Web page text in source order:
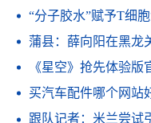
“分子胶水”赋予T细
蒲县：薛向阳在黑龙关
《星空》抢先体验版
买汽车配件哪个网站
跟队记者：米兰尝试